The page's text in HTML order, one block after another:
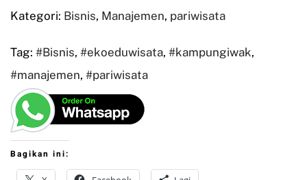
Kategori: Bisnis, Manajemen, pariwisata
Tag: #Bisnis, #ekoeduwisata, #kampungiwak,
#manajemen, #pariwisata
Bagikan ini: